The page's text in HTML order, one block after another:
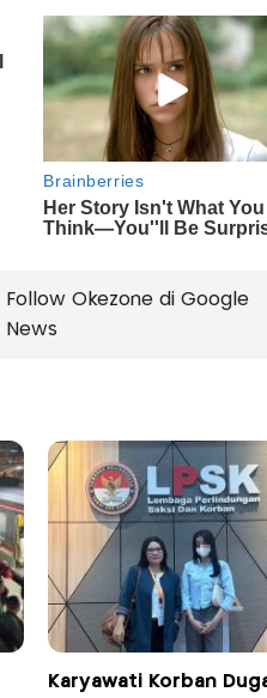
Follow Okezone di Google
News
Karyawati Korban